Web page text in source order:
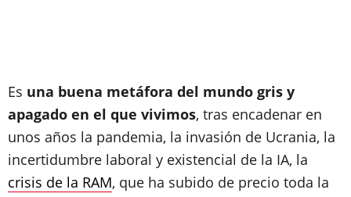
Es una buena metáfora del mundo gris y
apagado en el que vivimos, tras encadenar en
unos años la pandemia, la invasión de Ucrania, la
incertidumbre laboral y existencial de la IA, la
crisis de la RAM, que ha subido de precio toda la